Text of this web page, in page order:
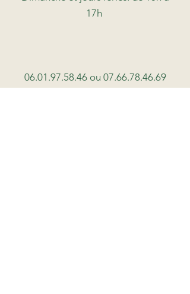
17h
06.01.97.58.46ou 07.66.78.46.69